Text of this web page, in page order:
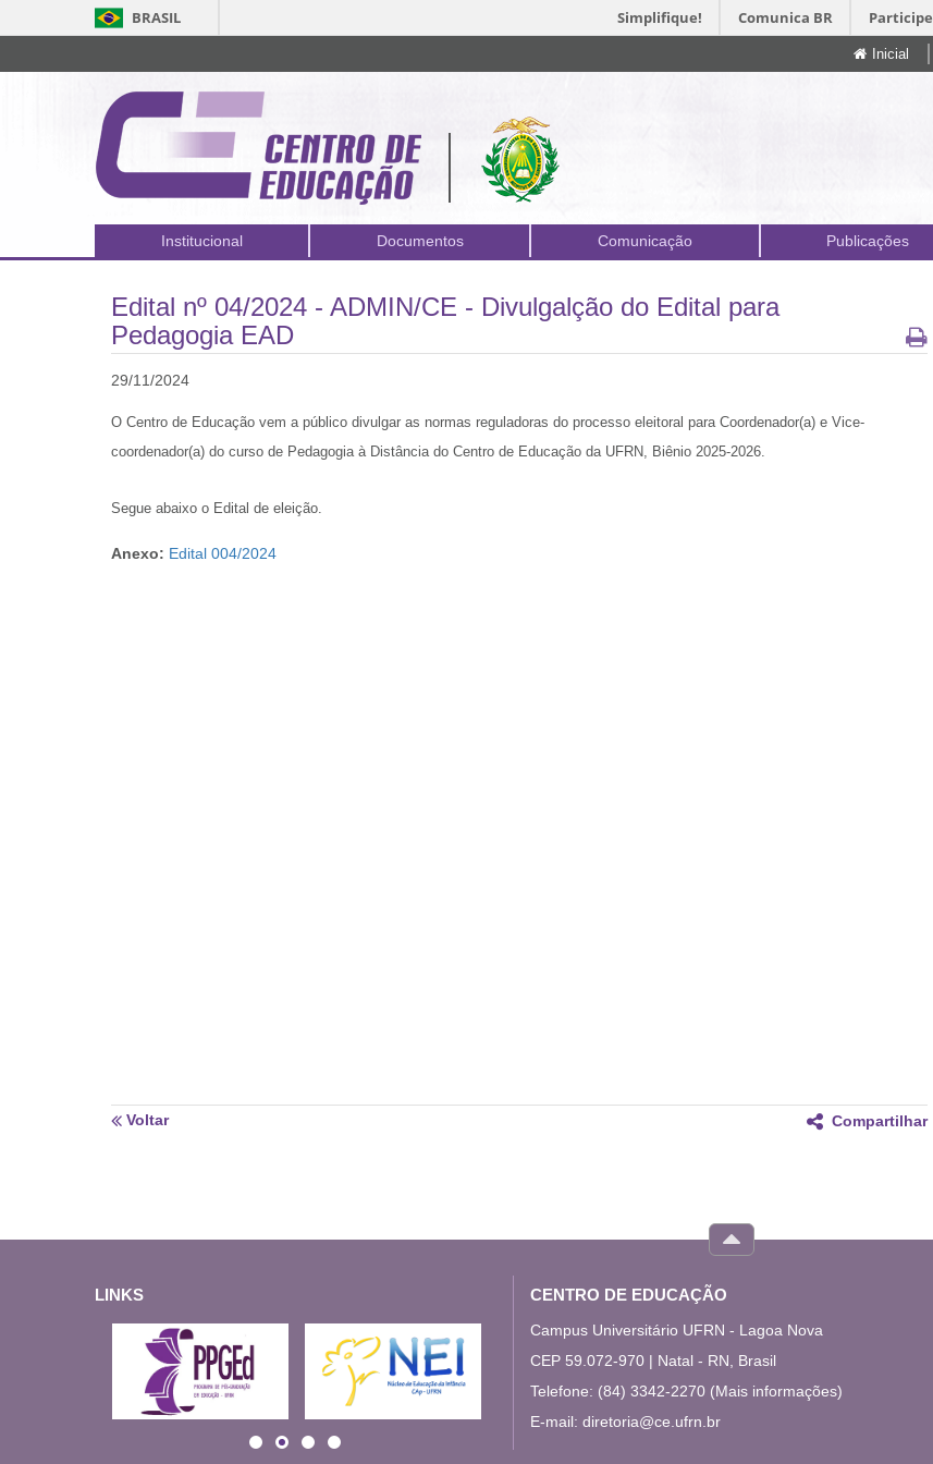
BRASIL Simplifique! Comunica BR Participe
Inicial
Institucional Documentos Comunicação Publicações
Edital nº 04/2024 - ADMIN/CE - Divulgalção do Edital para
Pedagogia EAD
29/11/2024
O Centro de Educação vem a público divulgar as normas reguladoras do processo eleitoral para Coordenador(a) e Vice-
coordenador(a) do curso de Pedagogia à Distância do Centro de Educação da UFRN, Biênio 2025-2026.
Segue abaixo o Edital de eleição.
Anexo: Edital 004/2024
Voltar Compartilhar
LINKS
CENTRO DE EDUCAÇÃO
Campus Universitário UFRN - Lagoa Nova
CEP 59.072-970 | Natal - RN, Brasil
Telefone: (84) 3342-2270 (Mais informações)
E-mail: diretoria@ce.ufrn.br